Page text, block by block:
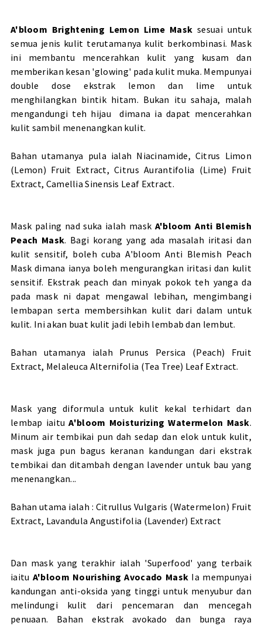
A'bloom Brightening Lemon Lime Mask sesuai untuk
semua jenis kulit terutamanya kulit berkombinasi. Mask
ini membantu mencerahkan kulit yang kusam dan
memberikan kesan 'glowing' pada kulit muka. Mempunyai
double dose ekstrak lemon dan lime untuk
menghilangkan bintik hitam. Bukan itu sahaja, malah
mengandungi teh hijau dimana ia dapat mencerahkan
kulit sambil menenangkan kulit.
Bahan utamanya pula ialah Niacinamide, Citrus Limon
(Lemon) Fruit Extract, Citrus Aurantifolia (Lime) Fruit
Extract, Camellia Sinensis Leaf Extract.
Mask paling nad suka ialah mask A'bloom Anti Blemish
Peach Mask. Bagi korang yang ada masalah iritasi dan
kulit sensitif, boleh cuba A'bloom Anti Blemish Peach
Mask dimana ianya boleh mengurangkan iritasi dan kulit
sensitif. Ekstrak peach dan minyak pokok teh yanga da
pada mask ni dapat mengawal lebihan, mengimbangi
lembapan serta membersihkan kulit dari dalam untuk
kulit. Ini akan buat kulit jadi lebih lembab dan lembut.
Bahan utamanya ialah Prunus Persica (Peach) Fruit
Extract, Melaleuca Alternifolia (Tea Tree) Leaf Extract.
Mask yang diformula untuk kulit kekal terhidart dan
lembap iaituA'bloom Moisturizing Watermelon Mask.
Minum air tembikai pun dah sedap dan elok untuk kulit,
mask juga pun bagus keranan kandungan dari ekstrak
tembikai dan ditambah dengan lavender untuk bau yang
menenangkan...
Bahan utama ialah : Citrullus Vulgaris (Watermelon) Fruit
Extract, Lavandula Angustifolia (Lavender) Extract
Dan mask yang terakhir ialah 'Superfood' yang terbaik
iaitu A'bloom Nourishing Avocado Mask Ia mempunyai
kandungan anti-oksida yang tinggi untuk menyubur dan
melindungi kulit dari pencemaran dan mencegah
penuaan. Bahan ekstrak avokado dan bunga raya